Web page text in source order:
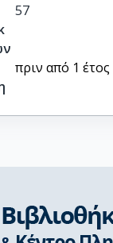
57
πριν από 1 έτος